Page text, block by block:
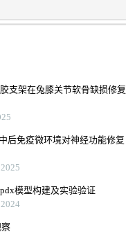
支架在兔膝关节软骨缺损修复
后免疫微环境对神经功能修复
模型构建及实验验证